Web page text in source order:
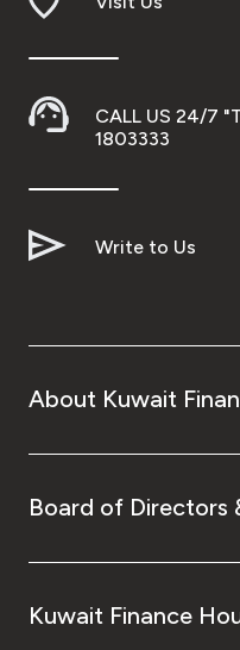
CALL US 24/7
1803333
Write to Us
About Kuwait
Board of Directors
Kuwait Finance